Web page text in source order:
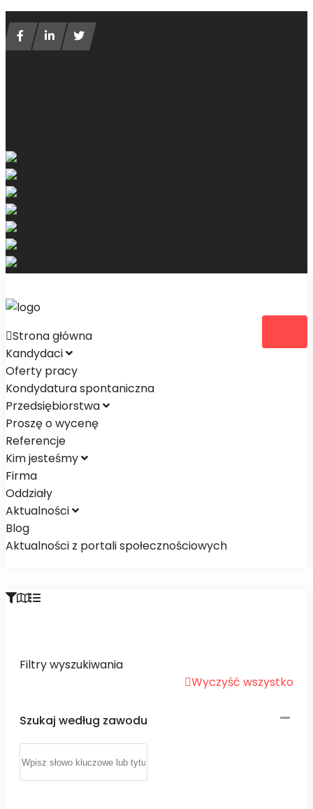
Kontakt z nami
tel Pologne
Strona główna
Kandydaci
Oferty pracy
Kondydatura spontaniczna
Przedsiębiorstwa
Proszę o wycenę
Referencje
Kim jesteśmy
Firma
Oddziały
Aktualności
Blog
Aktualności z portali społecznościowych
Filtry wyszukiwania
Wyczyść wszystko
Szukaj według zawodu